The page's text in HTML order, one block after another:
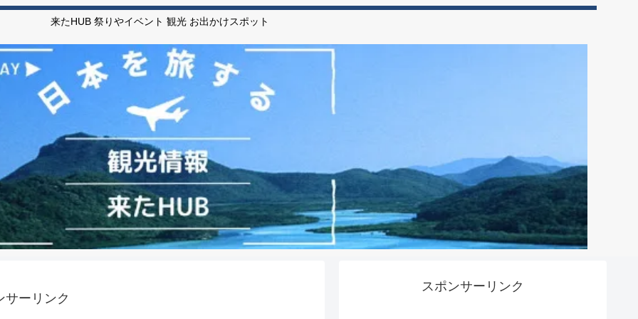
来たHUB 祭りやイベント 観光 お出かけスポット
サーリンク
スポンサーリンク